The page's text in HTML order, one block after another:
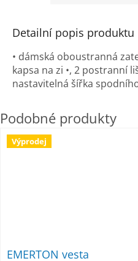
Detailní popis produktu
• dámská oboustranná
kapsa na zi •, 2 postranní
nastavitelná šířka
Výprodej
EMERTON vesta